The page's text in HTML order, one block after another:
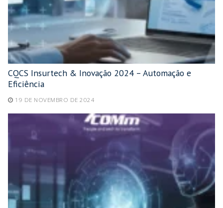
CQCS Insurtech & Inovação 2024 – Automação e
Eficiência
19 DE NOVEMBRO DE 2024